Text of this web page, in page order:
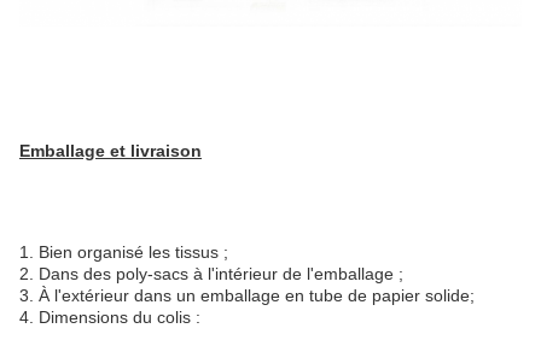
Emballage et livraison
1. Bien organisé les tissus ;
2. Dans des poly-sacs à l'intérieur de l'emballage ;
3. À l'extérieur dans un emballage en tube de papier solide;
4. Dimensions du colis :